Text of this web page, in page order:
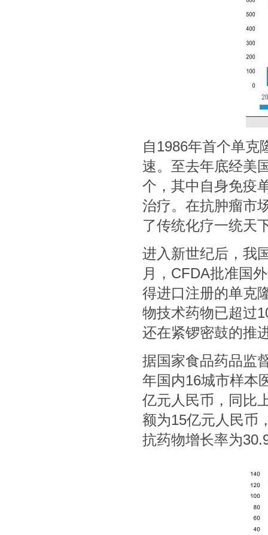
自1986年首个单克
速。至去年底经美
个，其中自身免疫
治疗。在抗肿瘤市
了传统化疗一统天
进入新世纪后，我
月，CFDA批准国
得进口注册的单克
物技术药物已超过
还在紧锣密鼓的推
据国家食品药品监
年国内16城市样本
亿元人民币，同比
额为15亿元人民币
抗药物增长率为